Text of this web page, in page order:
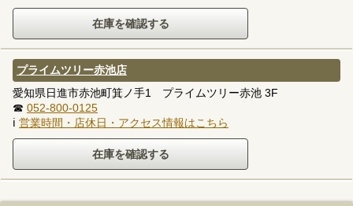
プライムツリー赤池店
愛知県日進市赤池町箕ノ手1 プライムツリー赤池 3F
☎ 052-800-0125
ℹ 営業時間・店休日・アクセス情報はこちら